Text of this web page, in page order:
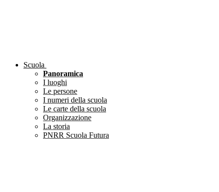
Scuola
Panoramica
I luoghi
Le persone
I numeri della scuola
Le carte della scuola
Organizzazione
La storia
PNRR Scuola Futura